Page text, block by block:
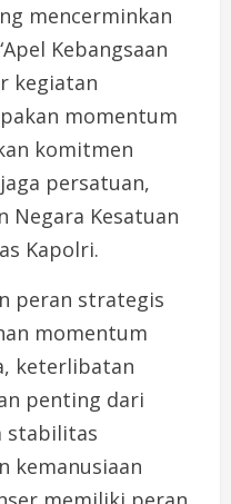
mencerminkan
Kebangsaan
kegiatan
momentum
komitmen
persatuan,
Negara Kesatuan
Kapolri.
peran strategis
momentum
keterlibatan
penting dari
stabilitas
kemanusiaan